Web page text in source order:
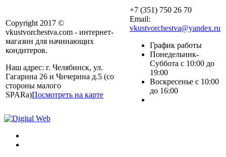
Copyright 2017 ©
vkustvorchestva.com - интернет-
магазин для начинающих
кондитеров.
Наш адрес: г. Челябинск, ул.
Гагарина 26 и Чичерина д.5 (со
стороны малого
SPARa)Посмотреть на карте
+7 (351) 750 26 70
Email:
vkustvorchestva@yandex.ru
График работы
Понедельник-
Суббота с 10:00 до
19:00
Воскресенье с 10:00
до 16:00